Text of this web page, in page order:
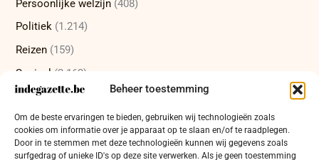
Beheer toestemming
Om de beste ervaringen te bieden, gebruiken wij technologieën zoals
cookies om informatie over je apparaat op te slaan en/of te raadplegen.
Door in te stemmen met deze technologieën kunnen wij gegevens zoals
surfgedrag of unieke ID's op deze site verwerken. Als je geen toestemming
Persoonlijke welzijn (408)
Politiek (1.214)
Reizen (159)
Sociaal (2.162)
Sport(232)
Technologie(415)
Uncategorized(12)